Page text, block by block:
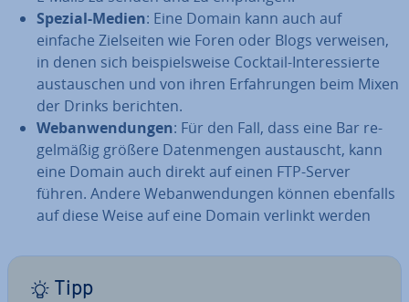
Spezial-Medien: Eine Domain kann auch auf
einfache Ziel­sei­ten wie Foren oder Blogs verweisen,
in denen sich bei­spiels­wei­se Cocktail-In­ter­es­sier­te
aus­tau­schen und von ihren Er­fah­run­gen beim Mixen
der Drinks berichten.
Web­an­wen­dun­gen: Für den Fall, dass eine Bar re­
gel­mä­ßig größere Da­ten­men­gen aus­tauscht, kann
eine Domain auch direkt auf einen FTP-Server
führen. Andere Web­an­wen­dun­gen können ebenfalls
auf diese Weise auf eine Domain verlinkt werden
Tipp